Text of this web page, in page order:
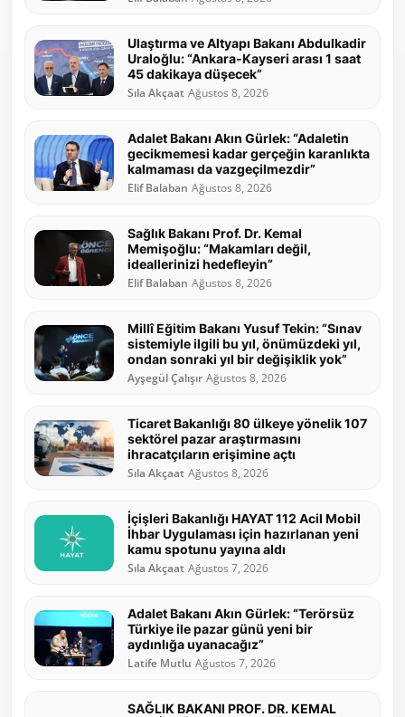
Ulaştırma ve Altyapı Bakanı Abdulkadir
Uraloğlu: “Ankara-Kayseri arası 1 saat
45 dakikaya düşecek”
Sıla Akçaat Ağustos 8, 2026
Adalet Bakanı Akın Gürlek: “Adaletin
gecikmemesi kadar gerçeğin karanlıkta
kalmaması da vazgeçilmezdir”
Elif Balaban Ağustos 8, 2026
Sağlık Bakanı Prof. Dr. Kemal
Memişoğlu: “Makamları değil,
ideallerinizi hedefleyin”
Elif Balaban Ağustos 8, 2026
Millî Eğitim Bakanı Yusuf Tekin: “Sınav
sistemiyle ilgili bu yıl, önümüzdeki yıl,
ondan sonraki yıl bir değişiklik yok”
Ayşegül Çalışır Ağustos 8, 2026
Ticaret Bakanlığı 80 ülkeye yönelik 107
sektörel pazar araştırmasını
ihracatçıların erişimine açtı
Sıla Akçaat Ağustos 8, 2026
İçişleri Bakanlığı HAYAT 112 Acil Mobil
İhbar Uygulaması için hazırlanan yeni
kamu spotunu yayına aldı
Sıla Akçaat Ağustos 7, 2026
Adalet Bakanı Akın Gürlek: “Terörsüz
Türkiye ile pazar günü yeni bir
aydınlığa uyanacağız”
Latife Mutlu Ağustos 7, 2026
SAĞLIK BAKANI PROF. DR. KEMAL